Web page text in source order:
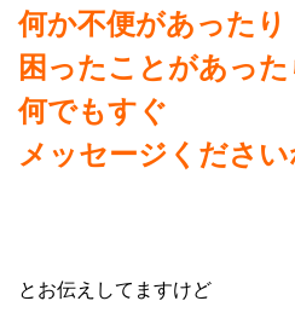
何か不便があったり
困ったことがあった
何でもすぐ
メッセージください
とお伝えしてますけど